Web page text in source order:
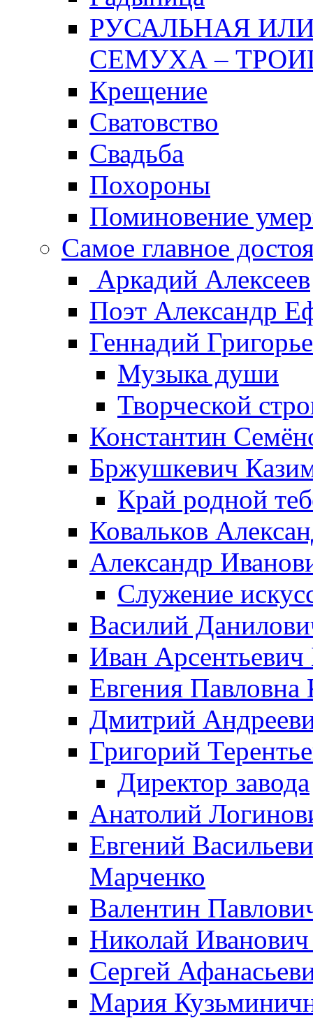
РУСАЛЬНАЯ
СЕМУХА –
Крещение
Сватовство
Свадьба
Похороны
Поминовение
Самое главное
Аркадий Алексеев
Поэт Александр
Геннадий
Музыка души
Творческой
Константин
Бржушкевич
Край родной
Ковальков
Александр
Служение
Василий
Иван
Евгения Павловна
Дмитрий
Григорий
Директор завода
Анатолий
Евгений
Марченко
Валентин
Николай Иванович
Сергей
Мария